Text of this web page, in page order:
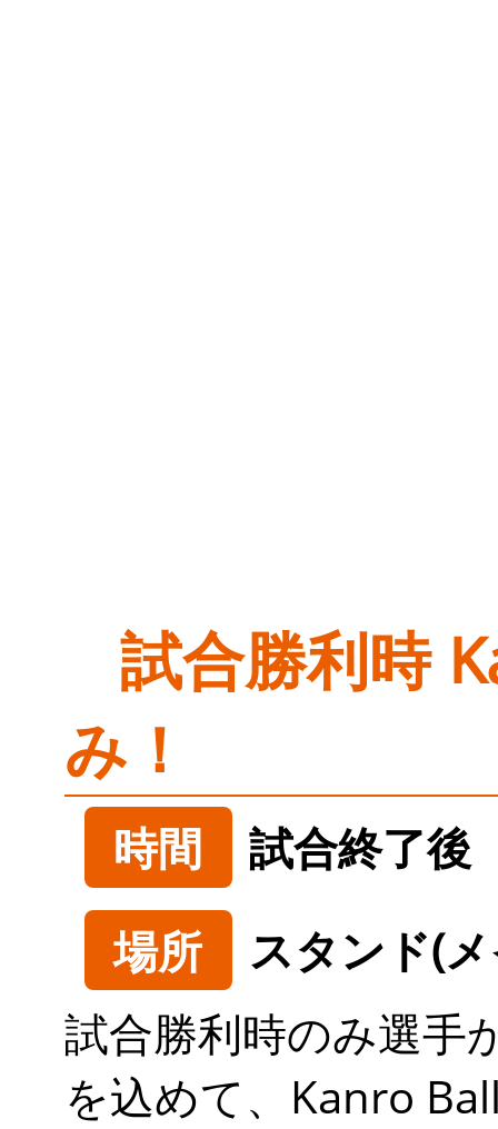
試合勝利時
み！
時間
試合終了後
場所
スタンド(
試合勝利時のみ選手
を込めて、Kanro